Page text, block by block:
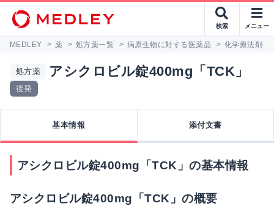
検索 メニュー
MEDLEY > 薬 > 処方薬一覧 > 病原生物に対する医薬品 > 化学療法剤
処方薬 アシクロビル錠400mg「TCK」
後発
基本情報 添付文書
アシクロビル錠400mg「TCK」の基本情報
アシクロビル錠400mg「TCK」の概要